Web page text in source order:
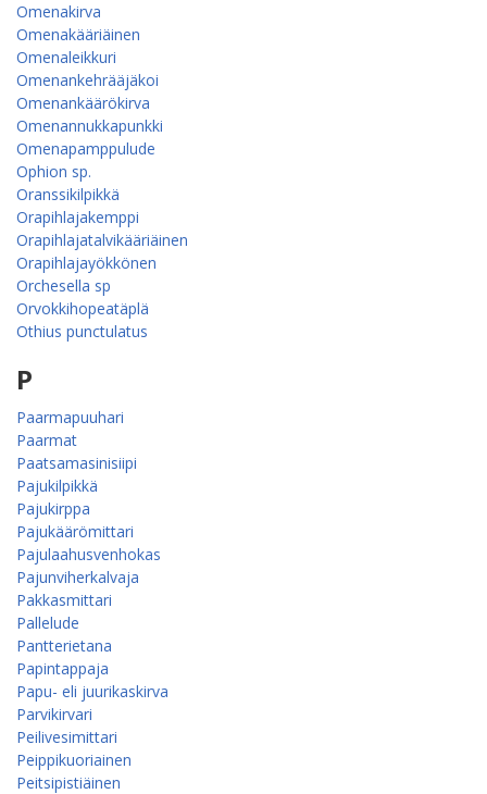
Omenakirva
Omenakääriäinen
Omenaleikkuri
Omenan­kehrääjä­koi
Omenankäärökirva
Omenannukkapunkki
Omenapamppulude
Ophion sp.
Oranssikilpikkä
Orapihlajakemppi
Orapihlajatalvikääriäinen
Orapihlajayökkönen
Orchesella sp
Orvokkihopeatäplä
Othius punctulatus
P
Paarmapuuhari
Paarmat
Paatsamasinisiipi
Pajukilpikkä
Pajukirppa
Pajukäärömittari
Pajulaahusvenhokas
Pajunviherkalvaja
Pakkasmittari
Pallelude
Pantterietana
Papintappaja
Papu- eli juurikaskirva
Parvikirvari
Peilivesimittari
Peippikuoriainen
Peitsipistiäinen